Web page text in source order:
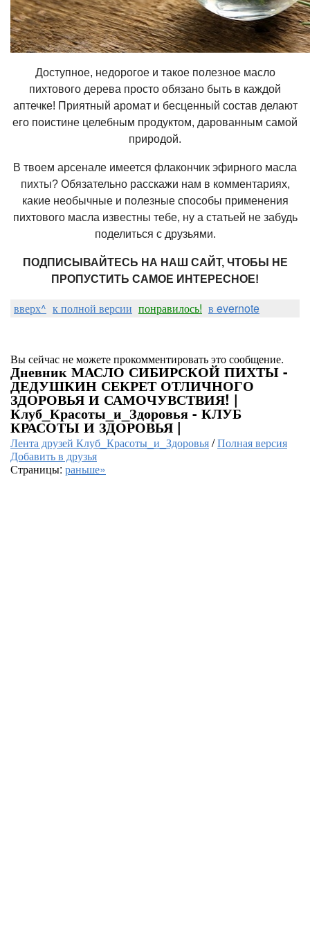
Доступное, недорогое и такое полезное масло
пихтового дерева просто обязано быть в каждой
аптечке! Приятный аромат и бесценный состав делают
его поистине целебным продуктом, дарованным самой
природой.
В твоем арсенале имеется флакончик эфирного масла
пихты? Обязательно расскажи нам в комментариях,
какие необычные и полезные способы применения
пихтового масла известны тебе, ну а статьей не забудь
поделиться с друзьями.
ПОДПИСЫВАЙТЕСЬ НА НАШ САЙТ, ЧТОБЫ НЕ
ПРОПУСТИТЬ САМОЕ ИНТЕРЕСНОЕ!
вверх^ к полной версии понравилось! в evernote
Вы сейчас не можете прокомментировать это сообщение.
Дневник МАСЛО СИБИРСКОЙ ПИХТЫ -
ДЕДУШКИН СЕКРЕТ ОТЛИЧНОГО
ЗДОРОВЬЯ И САМОЧУВСТВИЯ! |
Клуб_Красоты_и_Здоровья - КЛУБ
КРАСОТЫ И ЗДОРОВЬЯ |
Лента друзей Клуб_Красоты_и_Здоровья/Полная версия
Добавить в друзья
Страницы: раньше»